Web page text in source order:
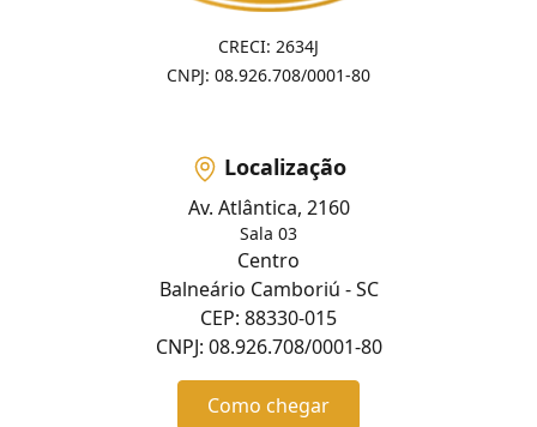
CRECI: 2634J
CNPJ: 08.926.708/0001-80
Localização
Av. Atlântica, 2160
Sala 03
Centro
Balneário Camboriú - SC
CEP: 88330-015
CNPJ: 08.926.708/0001-80
Como chegar